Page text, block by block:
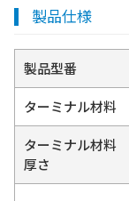
製品仕様
製品型番
ターミナル材料
ターミナル材料
厚さ